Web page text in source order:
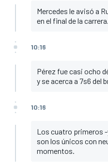
Mercedes le avisó a
en el final de la carrera.
10:16
Pérez fue casi ocho
y se acerca a 7s6 del
10:16
Los cuatro primeros
son los únicos con
momentos.